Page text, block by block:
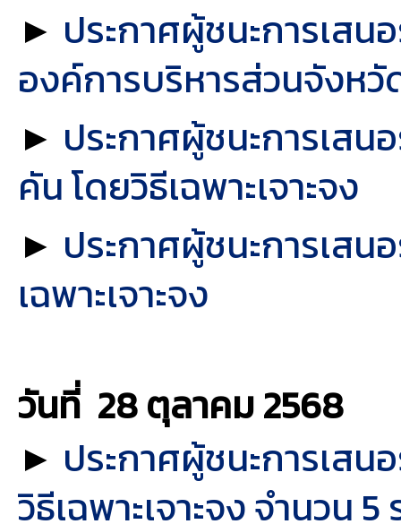
► ประกาศผู้ชนะการเส
องค์การบริหารส่วนจังหวั
► ประกาศผู้ชนะการเสน
คัน โดยวิธีเฉพาะเจาะจง
► ประกาศผู้ชนะการเสน
เฉพาะเจาะจง
วันที่ 28 ตุลาคม2568
► ประกาศผู้ชนะการเสน
วิธีเฉพาะเจาะจง จำนวน